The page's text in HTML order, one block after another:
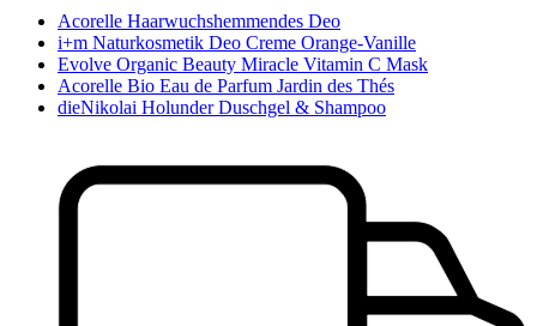
Acorelle Haarwuchshemmendes Deo
i+m Naturkosmetik Deo Creme Orange-Vanille
Evolve Organic Beauty Miracle Vitamin C Mask
Acorelle Bio Eau de Parfum Jardin des Thés
dieNikolai Holunder Duschgel & Shampoo